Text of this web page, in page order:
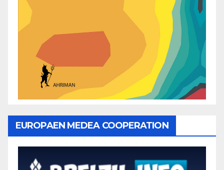
EUROPAEN MEDEA COOPERATION